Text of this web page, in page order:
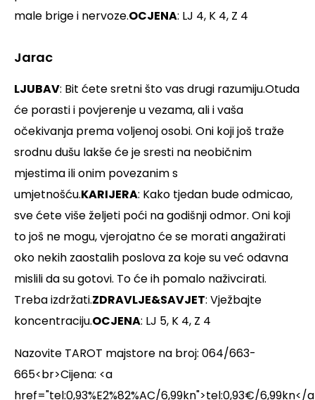
male brige i nervoze.OCJENA: LJ 4, K 4, Z 4
Jarac
LJUBAV: Bit ćete sretni što vas drugi razumiju.Otuda
će porasti i povjerenje u vezama, ali i vaša
očekivanja prema voljenoj osobi. Oni koji još traže
srodnu dušu lakše će je sresti na neobičnim
mjestima ili onim povezanim s
umjetnošću.KARIJERA: Kako tjedan bude odmicao,
sve ćete više željeti poći na godišnji odmor. Oni koji
to još ne mogu, vjerojatno će se morati angažirati
oko nekih zaostalih poslova za koje su već odavna
mislili da su gotovi. To će ih pomalo naživcirati.
Treba izdržati.ZDRAVLJE&SAVJET: Vježbajte
koncentraciju.OCJENA: LJ 5, K 4, Z 4
Nazovite TAROT majstore na broj: 064/663-
665<br>Cijena: <a
href="tel:0,93%E2%82%AC/6,99kn">tel:0,93€/6,99kn</